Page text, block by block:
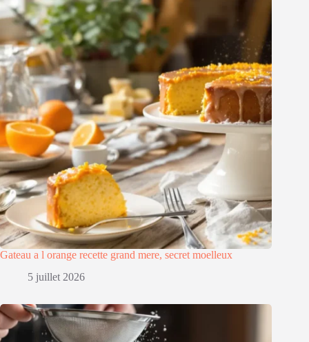
Gateau a l orange recette grand mere, secret moelleux
5 juillet 2026